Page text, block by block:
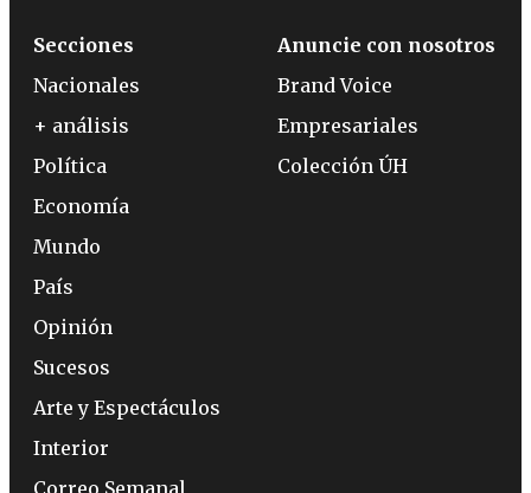
Secciones
Nacionales
+ análisis
Política
Economía
Mundo
País
Opinión
Sucesos
Arte y Espectáculos
Interior
Correo Semanal
Anuncie con nosotros
Brand Voice
Empresariales
Colección ÚH